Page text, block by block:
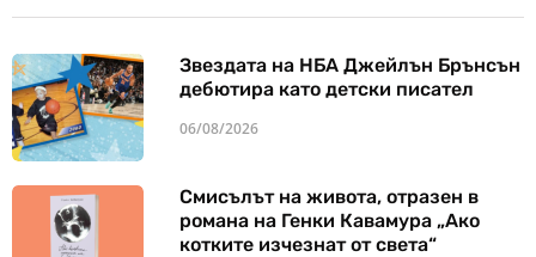
Звездата на НБА Джейлън Брънсън
дебютира като детски писател
06/08/2026
Смисълът на живота, отразен в
романа на Генки Кавамура „Ако
котките изчезнат от света“